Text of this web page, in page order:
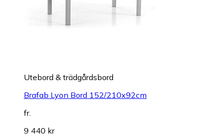
Utebord & trädgårdsbord
Brafab Lyon Bord 152/210x92cm
fr.
9 440 kr